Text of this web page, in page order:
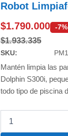
Robot
$1.790.000 -7%
$1.933.335
SKU:
Mantén limpia las
Dolphin S300i,
todo tipo de piscina
Limpiafondo